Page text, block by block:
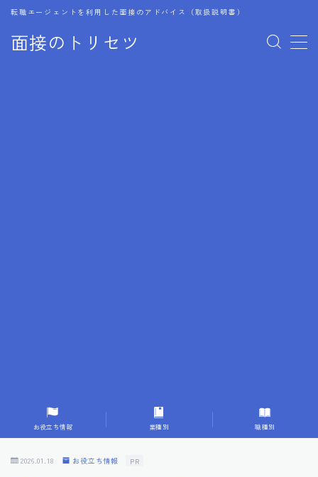
面接のトリセツ
転職エージェントを利用した面接のアドバイス（取扱説明書）
MENU
9.面接での落とし穴とその対策
10.フィードバックを活用する方法
お役立ち情報 業種別 職種別
2026.01.18 お役立ち情報 PR